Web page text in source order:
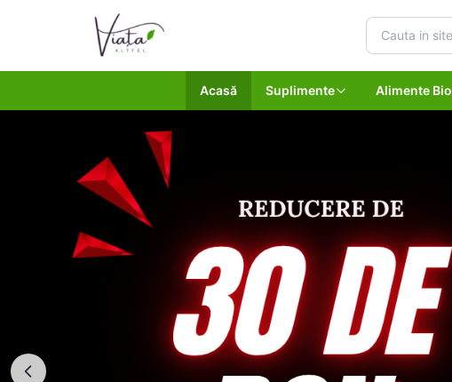
Acasă Suplimente Alimente Bio